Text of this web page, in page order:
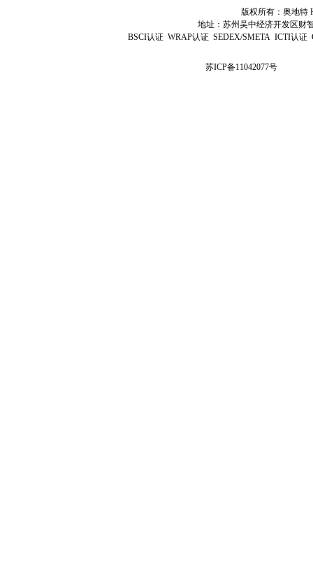
版权所有：奥地特
地址：苏州吴中经济开发区财
BSCI认证 WRAP认证 SEDEX/SMETA ICTI认证
苏ICP备11042077号